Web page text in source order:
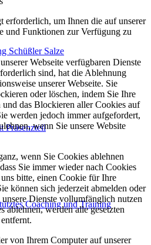
Schüßler Salze
Präsenzteil
Coaching und Training
erforderlich, um Ihnen die auf unserer
und Funktionen zur Verfügung zu
Webseite verfügbaren Dienste
sind, hat die Ablehnung
unserer Webseite. Sie
oder löschen, indem Sie Ihre
das Blockieren aller Cookies auf
werden jedoch immer aufgefordert,
wenn Sie unsere Website
wenn Sie Cookies ablehnen
Sie immer wieder nach Cookies
bitte, einen Cookie für Ihre
können sich jederzeit abmelden oder
Dienste vollumfänglich nutzen
ablehnen, werden alle gesetzten
von Ihrem Computer auf unserer